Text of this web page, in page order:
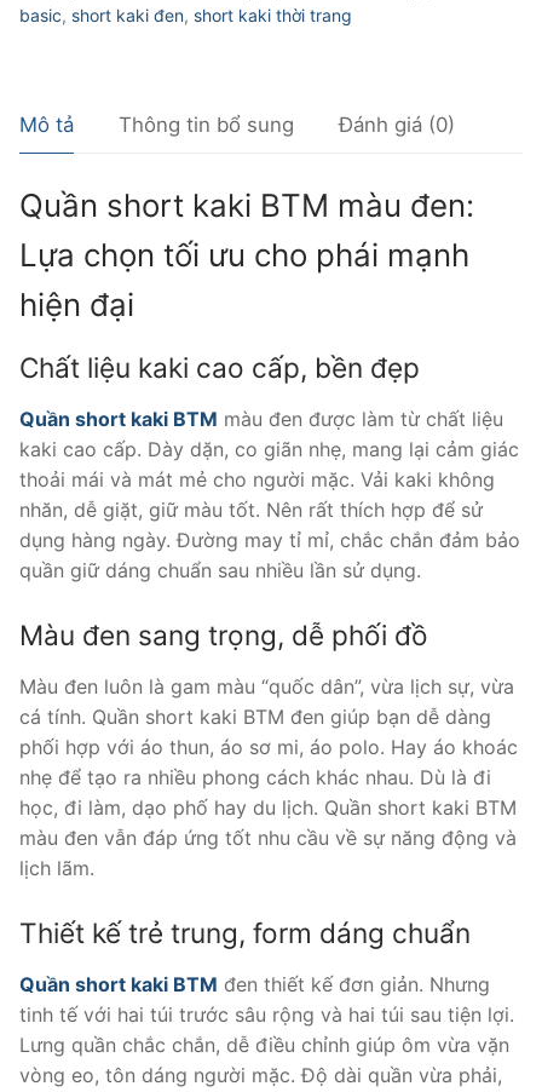
basic, short kaki đen, short kaki thời trang
Mô tả Thông tin bổ sung Đánh giá (0)
Quần short kaki BTM màu đen:
Lựa chọn tối ưu cho phái mạnh
hiện đại
Chất liệu kaki cao cấp, bền đẹp
Quần short kaki BTM màu đen được làm từ chất liệu
kaki cao cấp. Dày dặn, co giãn nhẹ, mang lại cảm giác
thoải mái và mát mẻ cho người mặc. Vải kaki không
nhăn, dễ giặt, giữ màu tốt. Nên rất thích hợp để sử
dụng hàng ngày. Đường may tỉ mỉ, chắc chắn đảm bảo
quần giữ dáng chuẩn sau nhiều lần sử dụng.
Màu đen sang trọng, dễ phối đồ
Màu đen luôn là gam màu “quốc dân”, vừa lịch sự, vừa
cá tính. Quần short kaki BTM đen giúp bạn dễ dàng
phối hợp với áo thun, áo sơ mi, áo polo. Hay áo khoác
nhẹ để tạo ra nhiều phong cách khác nhau. Dù là đi
học, đi làm, dạo phố hay du lịch. Quần short kaki BTM
màu đen vẫn đáp ứng tốt nhu cầu về sự năng động và
lịch lãm.
Thiết kế trẻ trung, form dáng chuẩn
Quần short kaki BTM đen thiết kế đơn giản. Nhưng
tinh tế với hai túi trước sâu rộng và hai túi sau tiện lợi.
Lưng quần chắc chắn, dễ điều chỉnh giúp ôm vừa vặn
vòng eo, tôn dáng người mặc. Độ dài quần vừa phải,